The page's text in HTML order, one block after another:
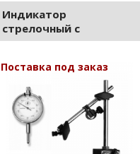
Индикатор
стрелочный с
магнитной стойкой
Поставка под заказ